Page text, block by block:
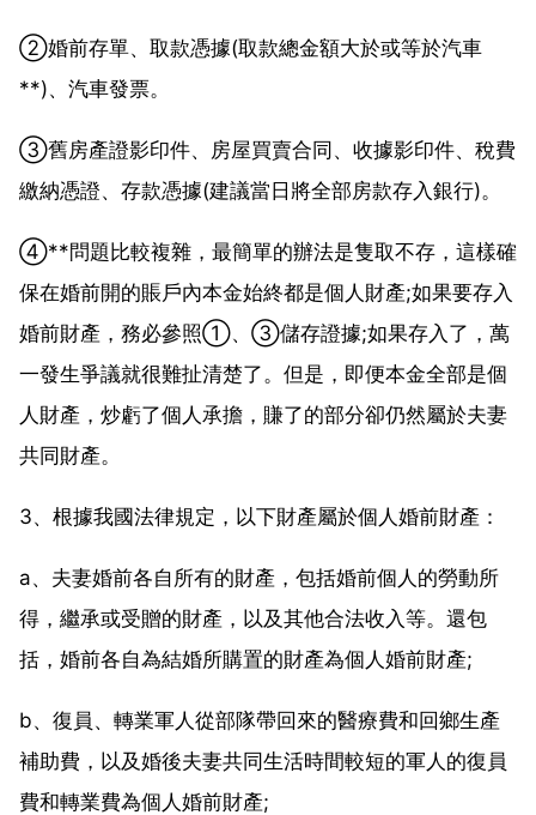
②婚前存單、取款憑據(取款總金額大於或等於汽車
**)、汽車發票。
③舊房產證影印件、房屋買賣合同、收據影印件、稅費
繳納憑證、存款憑據(建議當日將全部房款存入銀行)。
④**問題比較複雜，最簡單的辦法是隻取不存，這樣確
保在婚前開的賬戶內本金始終都是個人財產;如果要存入
婚前財產，務必參照①、③儲存證據;如果存入了，萬
一發生爭議就很難扯清楚了。但是，即便本金全部是個
人財產，炒虧了個人承擔，賺了的部分卻仍然屬於夫妻
共同財產。
3、根據我國法律規定，以下財產屬於個人婚前財產：
a、夫妻婚前各自所有的財產，包括婚前個人的勞動所
得，繼承或受贈的財產，以及其他合法收入等。還包
括，婚前各自為結婚所購置的財產為個人婚前財產;
b、復員、轉業軍人從部隊帶回來的醫療費和回鄉生產
補助費，以及婚後夫妻共同生活時間較短的軍人的復員
費和轉業費為個人婚前財產;